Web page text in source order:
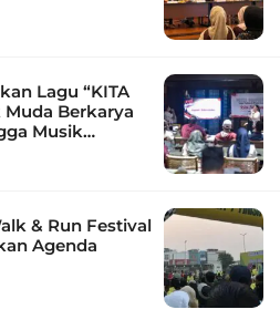
Lagu “KITA
Muda Berkarya
Musik
& Run Festival
Agenda